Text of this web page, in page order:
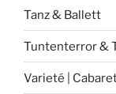
Tanz & Ballett
Tuntenterror &
Varieté |